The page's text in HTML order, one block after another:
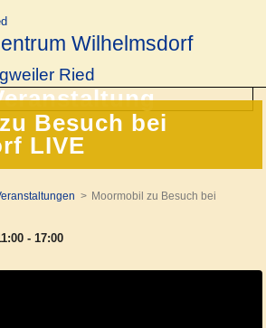
Wilhelmsdorf
Ried
Besuch bei
LIVE
Moormobil zu Besuch bei
- 17:00